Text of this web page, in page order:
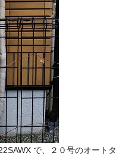
で、２０号のオートタ